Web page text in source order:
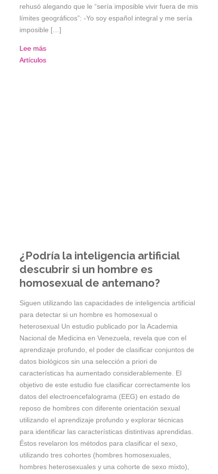
rehusó alegando que le “sería imposible vivir fuera de mis
límites geográficos”: -Yo soy español integral y me sería
imposible […]
Lee más
Artículos
¿Podría la inteligencia artificial
descubrir si un hombre es
homosexual de antemano?
Siguen utilizando las capacidades de inteligencia artificial
para detectar si un hombre es homosexual o
heterosexual Un estudio publicado por la Academia
Nacional de Medicina en Venezuela, revela que con el
aprendizaje profundo, el poder de clasificar conjuntos de
datos biológicos sin una selección a priori de
características ha aumentado considerablemente. El
objetivo de este estudio fue clasificar correctamente los
datos del electroencefalograma (EEG) en estado de
reposo de hombres con diferente orientación sexual
utilizando el aprendizaje profundo y explorar técnicas
para identificar las características distintivas aprendidas.
Éstos revelaron los métodos para clasificar el sexo,
utilizando tres cohortes (hombres homosexuales,
hombres heterosexuales y una cohorte de sexo mixto),